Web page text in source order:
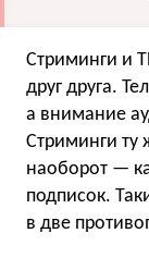
Стриминги и
друг друга.
а внимание
Стриминги ту
наоборот —
подписок.
в две